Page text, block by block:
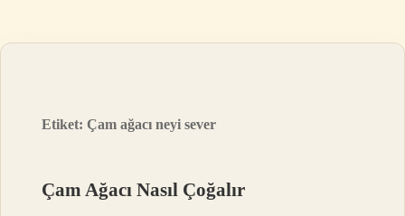
Etiket:Çam ağacı neyi sever
Çam Ağacı Nasıl Çoğalır